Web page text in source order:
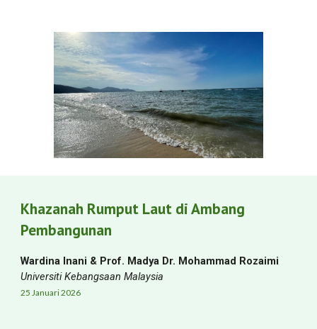
Khazanah Rumput Laut di Ambang
Pembangunan
Wardina Inani & Prof. Madya Dr. Mohammad Rozaimi
Universiti Kebangsaan Malaysia
25 Januari2026